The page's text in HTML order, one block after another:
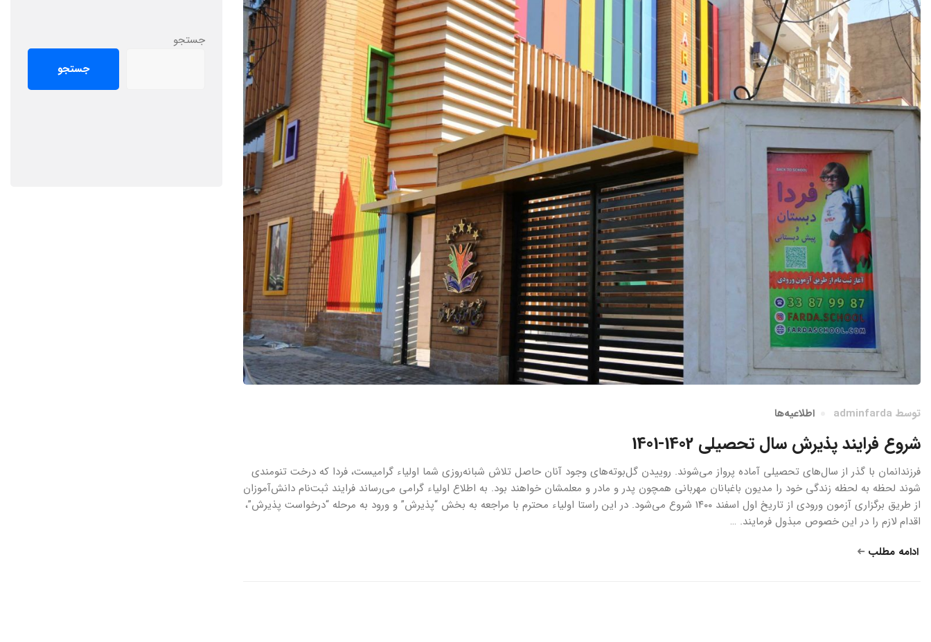
توسط adminfarda اطلاعیه‌ها
شروع فرایند پذیرش سال تحصیلی 1402-1401
فرزندانمان با گذر از سال‌های تحصیلی آماده پرواز می‌شوند. روییدن گل‌بوته‌های وجود آنان حاصل تلاش شبانه‌روزی شما اولیاء گرامیست، فردا که درخت تنومندی
شوند لحظه به لحظه زندگی خود را مدیون باغبانان مهربانی همچون پدر و مادر و معلمشان خواهند بود. به اطلاع اولیاء گرامی می‌رساند فرایند ثبت‌نام دانش‌آموزان
از طریق برگزاری آزمون ورودی از تاریخ اول اسفند ۱۴۰۰ شروع می‌شود. در این راستا اولیاء محترم با مراجعه به بخش “پذیرش” و ورود به مرحله “درخواست پذیرش”،
اقدام لازم را در این خصوص مبذول فرمایند. …
ادامه مطلب
جستجو
جستجو